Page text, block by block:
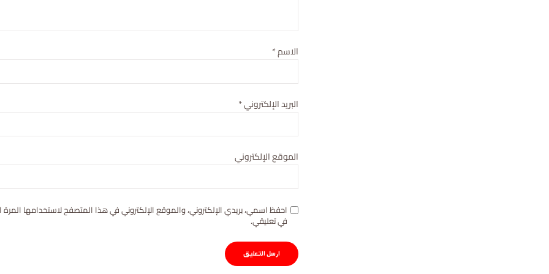
الاسم*
البريد الإلكتروني*
الموقع الإلكتروني
احفظ اسمي، بريدي الإلكتروني، والموقع الإلكتروني في هذا المتصفح لاستخدامها المرة
في تعليقي.